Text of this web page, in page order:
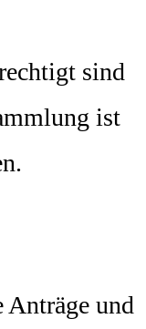
sind
ist
und